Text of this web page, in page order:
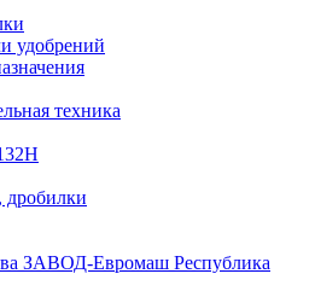
удобрений
техника
дробилки
ЗАВОД-Евромаш Республика